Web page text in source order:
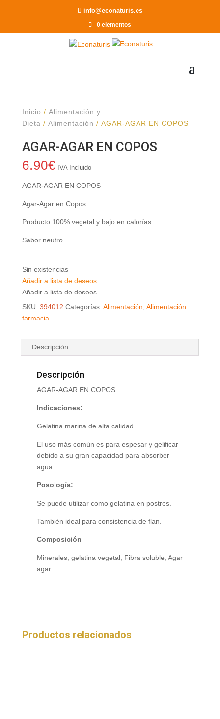
info@econaturis.es
0 elementos
Inicio / Alimentación y
Dieta / Alimentación / AGAR-AGAR EN COPOS
AGAR-AGAR EN COPOS
6.90€ IVA Incluido
AGAR-AGAR EN COPOS
Agar-Agar en Copos
Producto 100% vegetal y bajo en calorías.
Sabor neutro.
Sin existencias
Añadir a lista de deseos
Añadir a lista de deseos
SKU: 394012 Categorías: Alimentación Alimentación
farmacia
Descripción
Descripción
AGAR-AGAR EN COPOS
Indicaciones:
Gelatina marina de alta calidad.
El uso más común es para espesar y gelificar
debido a su gran capacidad para absorber
agua.
Posología:
Se puede utilizar como gelatina en postres.
También ideal para consistencia de flan.
Composición
Minerales, gelatina vegetal, Fibra soluble, Agar
agar.
Productos relacionados